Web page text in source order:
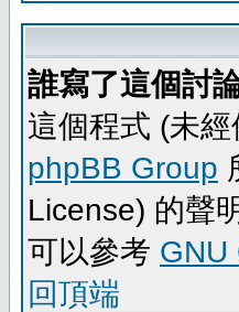
誰寫了這個討
這個程式 (未
phpBB Group
License) 的聲
可以參考 GNU
回頂端